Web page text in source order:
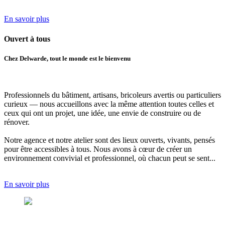
En savoir plus
Ouvert à tous
Chez Delwarde, tout le monde est le bienvenu
Professionnels du bâtiment, artisans, bricoleurs avertis ou particuliers
curieux — nous accueillons avec la même attention toutes celles et
ceux qui ont un projet, une idée, une envie de construire ou de
rénover.
Notre agence et notre atelier sont des lieux ouverts, vivants, pensés
pour être accessibles à tous. Nous avons à cœur de créer un
environnement convivial et professionnel, où chacun peut se sent...
En savoir plus